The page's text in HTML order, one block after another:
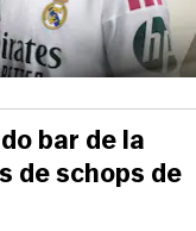
bar de la
de schops de